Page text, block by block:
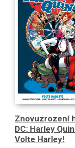
Znovuzrození
DC: Harley
Volte Harley!